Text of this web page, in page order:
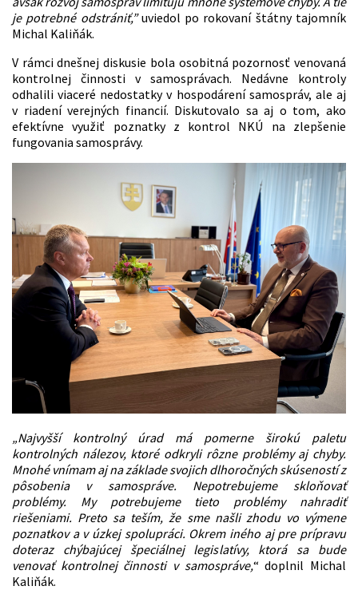
je potrebné odstrániť,”uviedol po rokovaní štátny tajomník
Michal Kaliňák.
V rámci dnešnej diskusie bola osobitná pozornosť venovaná
kontrolnej činnosti v samosprávach. Nedávne kontroly
odhalili viaceré nedostatky v hospodárení samospráv, ale aj
v riadení verejných financií. Diskutovalo sa aj o tom, ako
efektívne využiť poznatky z kontrol NKÚ na zlepšenie
fungovania samosprávy.
„Najvyšší kontrolný úrad má pomerne širokú paletu
kontrolných nálezov, ktoré odkryli rôzne problémy aj chyby.
Mnohé vnímam aj na základe svojich dlhoročných skúseností z
pôsobenia v samospráve. Nepotrebujeme skloňovať
problémy. My potrebujeme tieto problémy nahradiť
riešeniami. Preto sa teším, že sme našli zhodu vo výmene
poznatkov a v úzkej spolupráci. Okrem iného aj pre prípravu
doteraz chýbajúcej špeciálnej legislatívy, ktorá sa bude
venovať kontrolnej činnosti v samospráve,“ doplnil Michal
Kaliňák.